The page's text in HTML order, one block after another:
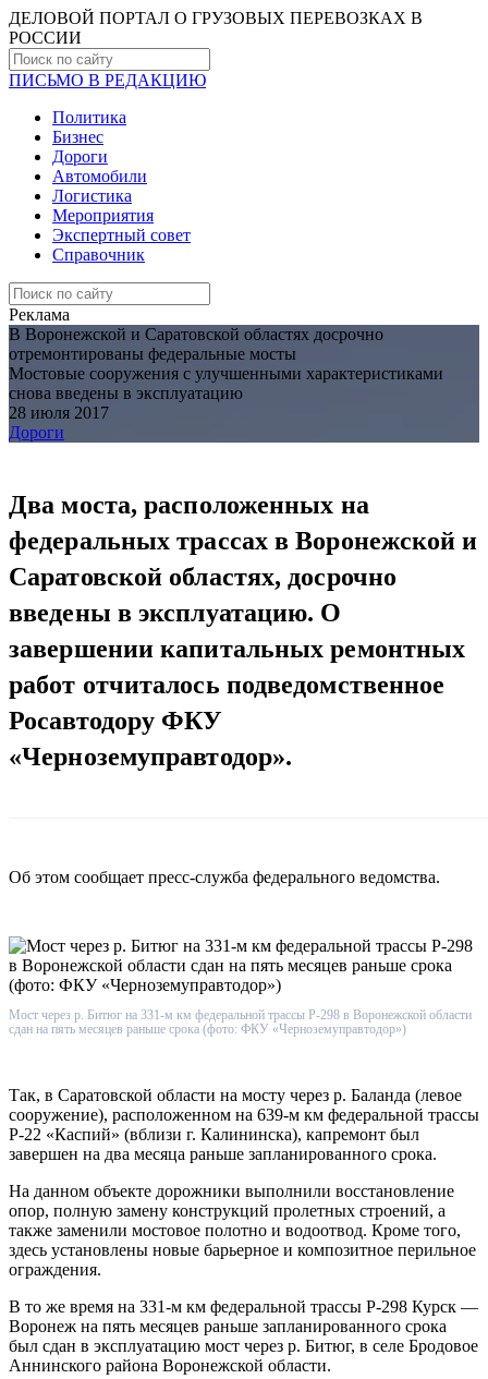
ДЕЛОВОЙ ПОРТАЛ О ГРУЗОВЫХ ПЕРЕВОЗКАХ В
РОCСИИ
ПИСЬМО В РЕДАКЦИЮ
Политика
Бизнес
Дороги
Автомобили
Логистика
Мероприятия
Экспертный совет
Справочник
Реклама
В Воронежской и Саратовской областях досрочно
отремонтированы федеральные мосты
Мостовые сооружения с улучшенными характеристиками
снова введены в эксплуатацию
28 июля 2017
Дороги
Два моста, расположенных на
федеральных трассах в Воронежской и
Саратовской областях, досрочно
введены в эксплуатацию. О
завершении капитальных ремонтных
работ отчиталось подведомственное
Росавтодору ФКУ
«Черноземуправтодор».
Об этом сообщает пресс-служба федерального ведомства.
Мост через р. Битюг на 331-м км федеральной трассы Р-298 в Воронежской области
сдан на пять месяцев раньше срока (фото: ФКУ «Черноземуправтодор»)
Так, в Саратовской области на мосту через р. Баланда (левое
сооружение), расположенном на 639-м км федеральной трассы
Р-22 «Каспий» (вблизи г. Калининска), капремонт был
завершен на два месяца раньше запланированного срока.
На данном объекте дорожники выполнили восстановление
опор, полную замену конструкций пролетных строений, а
также заменили мостовое полотно и водоотвод. Кроме того,
здесь установлены новые барьерное и композитное перильное
ограждения.
В то же время на 331-м км федеральной трассы Р-298 Курск —
Воронеж на пять месяцев раньше запланированного срока
был сдан в эксплуатацию мост через р. Битюг, в селе Бродовое
Аннинского района Воронежской области.